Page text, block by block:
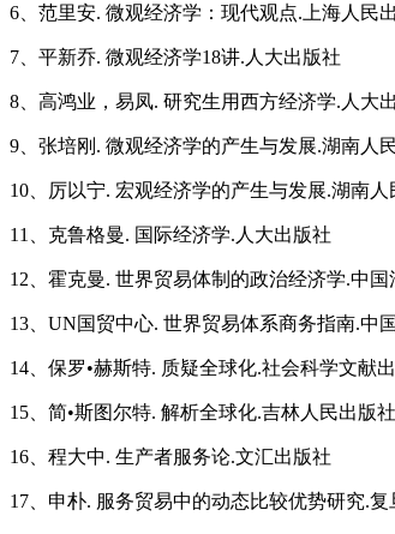
6、范里安. 微观经济学：现代观点.上海人民
7、平新乔. 微观经济学18讲.人大出版社
8、高鸿业，易凤. 研究生用西方经济学.人大
9、张培刚. 微观经济学的产生与发展.湖南人
10、厉以宁. 宏观经济学的产生与发展.湖南人
11、克鲁格曼. 国际经济学.人大出版社
12、霍克曼. 世界贸易体制的政治经济学.中国
13、UN国贸中心. 世界贸易体系商务指南.中
14、保罗•赫斯特. 质疑全球化.社会科学文献
15、简•斯图尔特. 解析全球化.吉林人民出版社
16、程大中. 生产者服务论.文汇出版社
17、申朴. 服务贸易中的动态比较优势研究.复